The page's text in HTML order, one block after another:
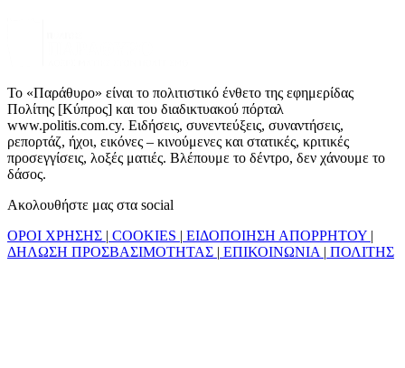
Το «Παράθυρο» είναι το πολιτιστικό ένθετο της εφημερίδας
Πολίτης [Κύπρος] και του διαδικτυακού πόρταλ
www.politis.com.cy. Ειδήσεις, συνεντεύξεις, συναντήσεις,
ρεπορτάζ, ήχοι, εικόνες – κινούμενες και στατικές, κριτικές
προσεγγίσεις, λοξές ματιές. Βλέπουμε το δέντρο, δεν χάνουμε το
δάσος.
Ακολουθήστε μας στα social
ΟΡΟΙ ΧΡΗΣΗΣ | COOKIES | ΕΙΔΟΠΟΙΗΣΗ ΑΠΟΡΡΗΤΟΥ |
ΔΗΛΩΣΗ ΠΡΟΣΒΑΣΙΜΟΤΗΤΑΣ | ΕΠΙΚΟΙΝΩΝΙΑ | ΠΟΛΙΤΗΣ